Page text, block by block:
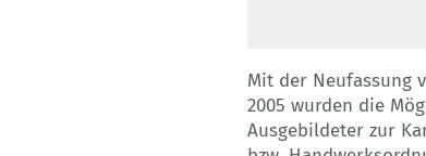
Mit der Neufassung
2005 wurden die
Ausgebildeter zur